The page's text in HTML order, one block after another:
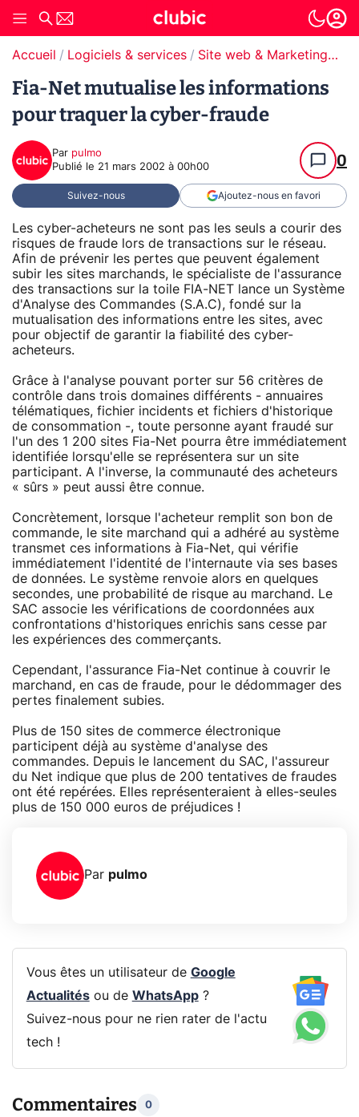
Accueil Logiciels & services Site web & Marketing Digital
Fia-Net mutualise les informations
pour traquer la cyber-fraude
Par pulmo
Publié le 21 mars 2002 à 00h00 0
Suivez-nous Ajoutez-nous en favori
Les cyber-acheteurs ne sont pas les seuls a courir des
risques de fraude lors de transactions sur le réseau.
Afin de prévenir les pertes que peuvent également
subir les sites marchands, le spécialiste de l'assurance
des transactions sur la toile FIA-NET lance un Système
d'Analyse des Commandes (S.A.C), fondé sur la
mutualisation des informations entre les sites, avec
pour objectif de garantir la fiabilité des cyber-
acheteurs.
Grâce à l'analyse pouvant porter sur 56 critères de
contrôle dans trois domaines différents - annuaires
télématiques, fichier incidents et fichiers d'historique
de consommation -, toute personne ayant fraudé sur
l'un des 1 200 sites Fia-Net pourra être immédiatement
identifiée lorsqu'elle se représentera sur un site
participant. A l'inverse, la communauté des acheteurs
« sûrs » peut aussi être connue.
Concrètement, lorsque l'acheteur remplit son bon de
commande, le site marchand qui a adhéré au système
transmet ces informations à Fia-Net, qui vérifie
immédiatement l'identité de l'internaute via ses bases
de données. Le système renvoie alors en quelques
secondes, une probabilité de risque au marchand. Le
SAC associe les vérifications de coordonnées aux
confrontations d'historiques enrichis sans cesse par
les expériences des commerçants.
Cependant, l'assurance Fia-Net continue à couvrir le
marchand, en cas de fraude, pour le dédommager des
pertes finalement subies.
Plus de 150 sites de commerce électronique
participent déjà au système d'analyse des
commandes. Depuis le lancement du SAC, l'assureur
du Net indique que plus de 200 tentatives de fraudes
ont été repérées. Elles représenteraient à elles-seules
plus de 150 000 euros de préjudices !
Par pulmo
Vous êtes un utilisateur de Google
Actualitésou de WhatsApp?
Suivez-nous pour ne rien rater de l'actu
tech !
Commentaires 0